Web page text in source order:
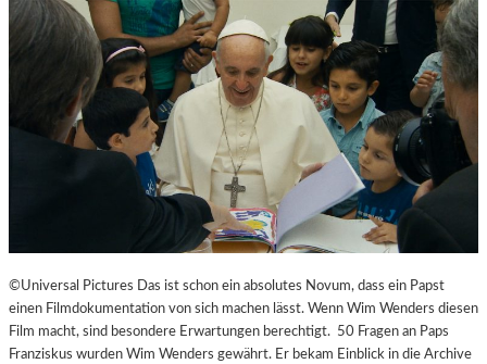
©Universal Pictures Das ist schon ein absolutes Novum, dass ein Papst
einen Filmdokumentation von sich machen lässt. Wenn Wim Wenders diesen
Film macht, sind besondere Erwartungen berechtigt. 50 Fragen an Paps
Franziskus wurden Wim Wenders gewährt. Er bekam Einblick in die Archive